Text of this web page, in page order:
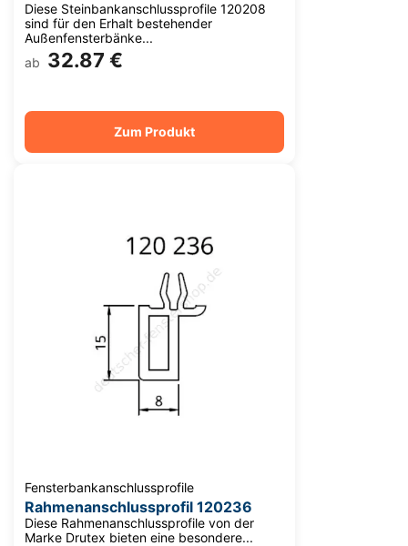
Diese Steinbankanschlussprofile 120208
sind für den Erhalt bestehender
Außenfensterbänke...
ab 32.87 €
Zum Produkt
Fensterbankanschlussprofile
Rahmenanschlussprofil 120236
Diese Rahmenanschlussprofile von der
Marke Drutex bieten eine besondere...